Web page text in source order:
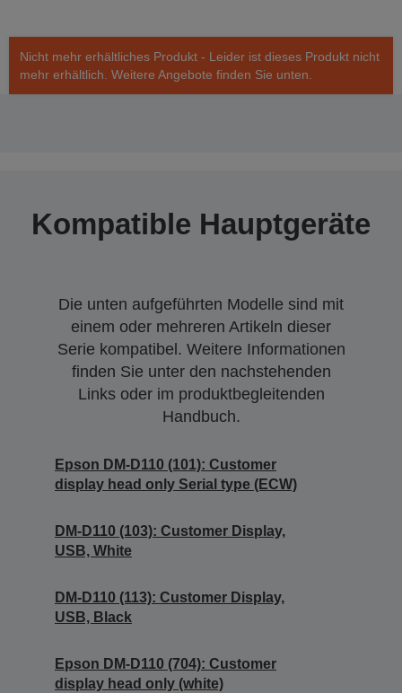
Nicht mehr erhältliches Produkt - Leider ist dieses Produkt nicht
mehr erhältlich. Weitere Angebote finden Sie unten.
Kompatible Hauptgeräte
Die unten aufgeführten Modelle sind mit
einem oder mehreren Artikeln dieser
Serie kompatibel. Weitere Informationen
finden Sie unter den nachstehenden
Links oder im produktbegleitenden
Handbuch.
Epson DM-D110 (101): Customer
display head only Serial type (ECW)
DM-D110 (103): Customer Display,
USB, White
DM-D110 (113): Customer Display,
USB, Black
Epson DM-D110 (704): Customer
display head only (white)